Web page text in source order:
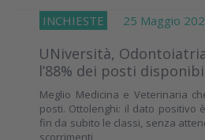
INCHIESTE 25 Maggio
UNiversità,
l’88% dei posti
Meglio Medicina e Veterinaria
posti. Ottolenghi: il dato positivo
fin da subito le classi, senza
scorrimenti